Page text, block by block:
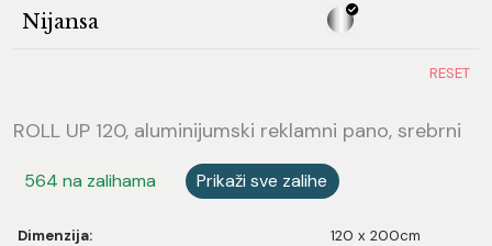
Nijansa
RESET
ROLL UP 120, aluminijumski reklamni pano, srebrni
564 na zalihama Prikaži sve zalihe
Dimenzija: 120 x 200cm